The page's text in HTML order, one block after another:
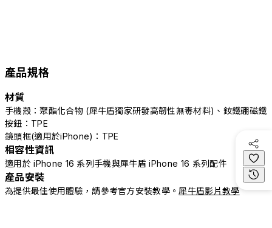
產品規格
材質
手機殼：聚酯化合物 (犀牛盾獨家研發高韌性無毒材料)、釹鐵硼磁鐵
按鈕：TPE
鏡頭框(適用於iPhone)：TPE
相容性資訊
適用於 iPhone 16 系列手機與犀牛盾 iPhone 16 系列配件
產品安裝
為提供最佳使用體驗，請參考官方安裝教學。 犀牛盾影片教學